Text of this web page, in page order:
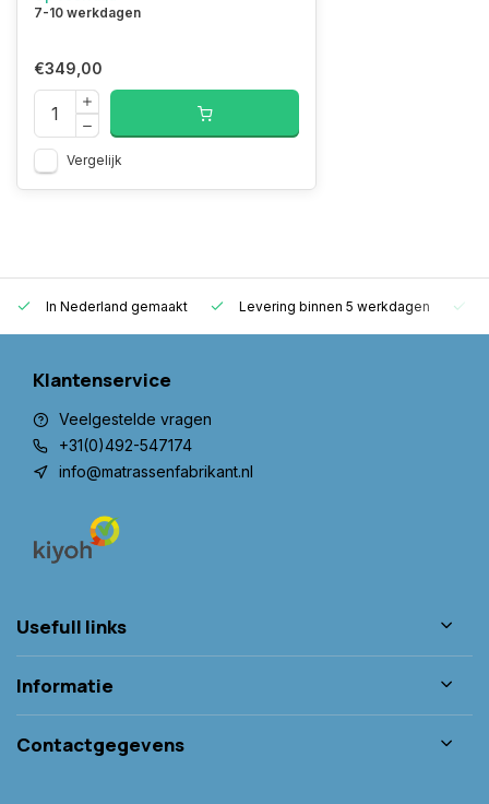
7-10 werkdagen
€349,00
Vergelijk
In Nederland gemaakt Levering binnen 5 werkdagen
Klantenservice
Veelgestelde vragen
+31(0)492-547174
info@matrassenfabrikant.nl
Usefull links
Informatie
Contactgegevens